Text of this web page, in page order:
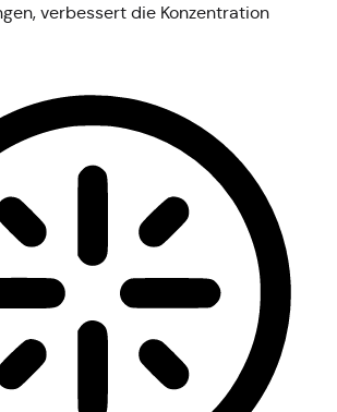
verbessert die Konzentration